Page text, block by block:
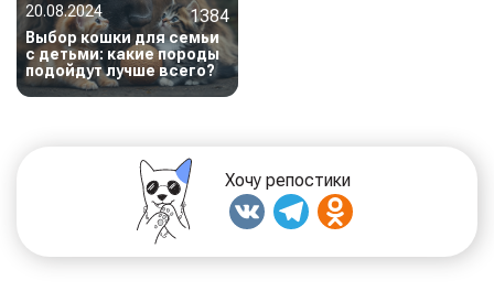
20.08.2024
1384
Выбор кошки для семьи
с детьми: какие породы
подойдут лучше всего?
Хочу репостики